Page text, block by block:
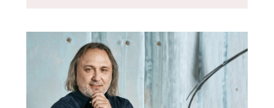
PRODUKTY
Vypínače a zásuvky NEXA QUADRO -
OBZOR